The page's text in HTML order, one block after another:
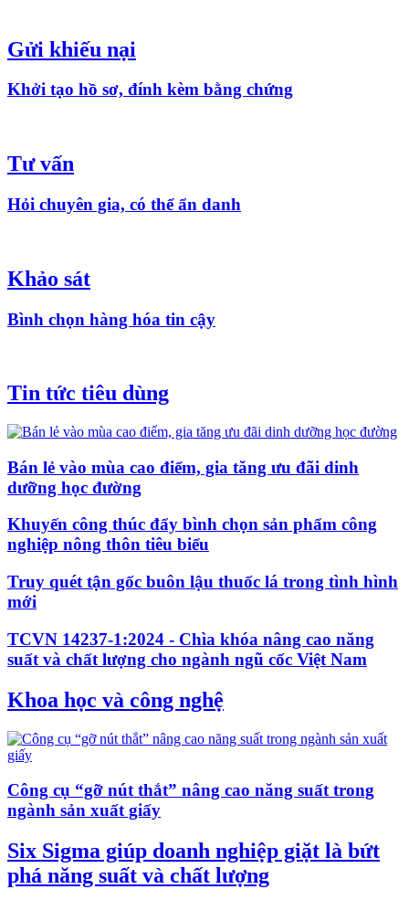
Gửi khiếu nại
Khởi tạo hồ sơ, đính kèm bằng chứng
Tư vấn
Hỏi chuyên gia, có thể ẩn danh
Khảo sát
Bình chọn hàng hóa tin cậy
Tin tức tiêu dùng
Bán lẻ vào mùa cao điểm, gia tăng ưu đãi dinh
dưỡng học đường
Khuyến công thúc đẩy bình chọn sản phẩm công
nghiệp nông thôn tiêu biểu
Truy quét tận gốc buôn lậu thuốc lá trong tình hình
mới
TCVN 14237-1:2024 - Chìa khóa nâng cao năng
suất và chất lượng cho ngành ngũ cốc Việt Nam
Khoa học và công nghệ
Công cụ “gỡ nút thắt” nâng cao năng suất trong
ngành sản xuất giấy
Six Sigma giúp doanh nghiệp giặt là bứt
phá năng suất và chất lượng